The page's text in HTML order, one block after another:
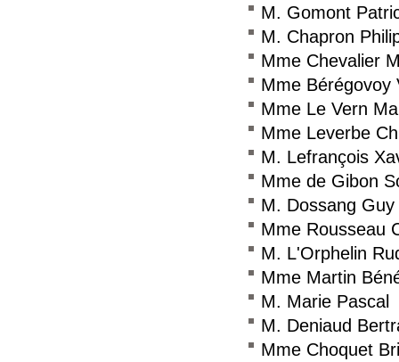
M. Gomont
M. Chapron
Mme Chevalier
Mme Bérégovoy
Mme Le Vern
Mme Leverbe
M. Lefrançois
Mme de Gibon
M. Dossang Guy
Mme Rousseau
M. L'Orphelin
Mme Martin
M. Marie Pascal
M. Deniaud
Mme Choquet